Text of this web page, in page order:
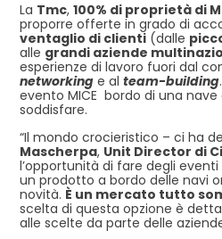
La Tmc, 100% di proprietà di
proporre offerte in grado di
ventaglio di clienti (dalle
alle grandi aziende
esperienze di lavoro fuori dal
networking e al team-building
evento MICE bordo di una
soddisfare.
“Il mondo crocieristico – ci ha
Mascherpa, Unit Director di
l’opportunità di fare degli
un prodotto a bordo delle navi
novità. È un mercato tutto
scelta di questa opzione è
alle scelte da parte delle